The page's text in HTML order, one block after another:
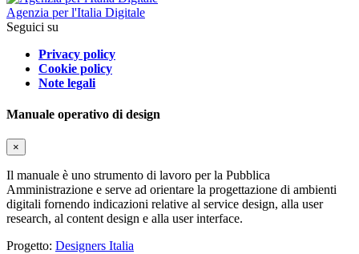
Agenzia per l'Italia Digitale
Seguici su
Privacy policy
Cookie policy
Note legali
Manuale operativo di design
×
Il manuale è uno strumento di lavoro per la Pubblica
Amministrazione e serve ad orientare la progettazione di ambienti
digitali fornendo indicazioni relative al service design, alla user
research, al content design e alla user interface.
Progetto: Designers Italia